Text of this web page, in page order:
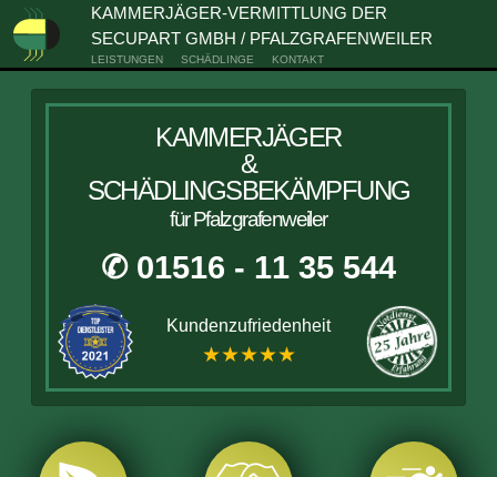
KAMMERJÄGER-VERMITTLUNG DER
SECUPART GMBH / PFALZGRAFENWEILER
LEISTUNGEN SCHÄDLINGE KONTAKT
KAMMERJÄGER
&
SCHÄDLINGSBEKÄMPFUNG
für Pfalzgrafenweiler
✆ 01516 - 11 35 544
Kundenzufriedenheit
★★★★★